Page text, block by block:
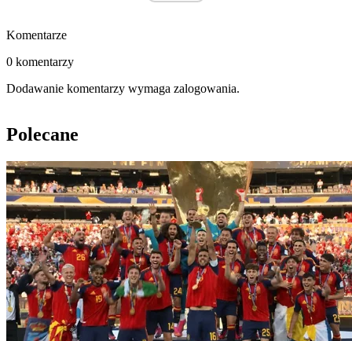
Komentarze
0 komentarzy
Dodawanie komentarzy wymaga zalogowania.
Polecane